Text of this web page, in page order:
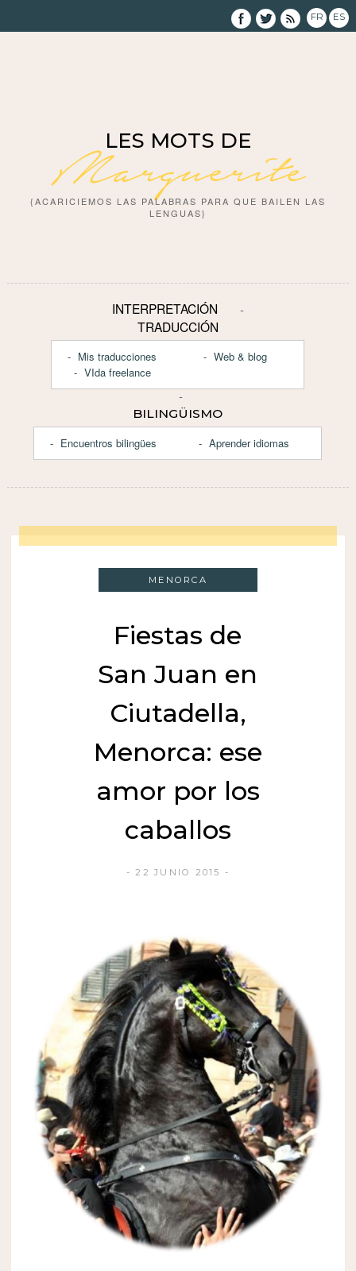
FR ES
LES MOTS DE
Marguerite
{ACARICIEMOS LAS PALABRAS PARA QUE BAILEN LAS
LENGUAS}
INTERPRETACIÓN
TRADUCCIÓN
Mis traducciones
VIda freelance
Web & blog
BILINGÜISMO
Encuentros bilingües
Aprender idiomas
MENORCA
Fiestas de
San Juan en
Ciutadella,
Menorca: ese
amor por los
caballos
22 JUNIO 2015